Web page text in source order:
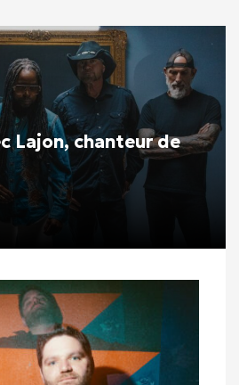
Lajon, chanteur de